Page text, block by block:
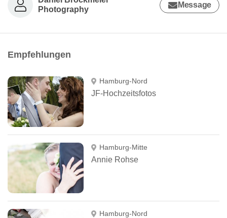
Photography
Message
Empfehlungen
Hamburg-Nord
JF-Hochzeitsfotos
Hamburg-Mitte
Annie Rohse
Hamburg-Nord